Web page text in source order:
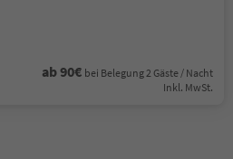
ab 90€ bei Belegung 2 Gäste / Nacht
Inkl. MwSt.